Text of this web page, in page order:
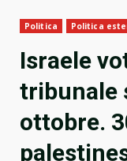
Politica Politica
Israele
tribunale
ottobre.